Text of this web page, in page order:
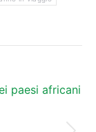
paesi africani